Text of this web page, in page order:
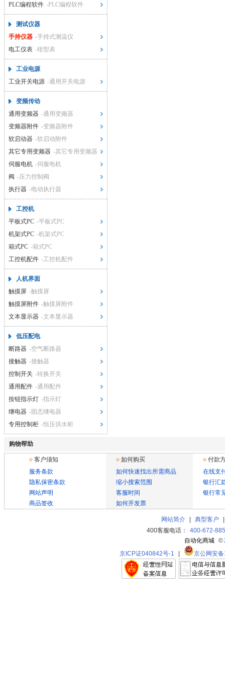
PLC编程软件 -PLC编程软件
测试仪器
手持仪器 -手持式测温仪
电工仪表 -钳型表
工业电源
工业开关电源 -通用开关电源
变频传动
通用变频器 -通用变频器
变频器附件 -变频器附件
软启动器 -软启动附件
其它专用变频器 -其它专用变频器
伺服电机 -伺服电机
阀 -压力控制阀
执行器 -电动执行器
工控机
平板式PC -平板式PC
机架式PC -机架式PC
箱式PC -箱式PC
工控机配件 -工控机配件
人机界面
触摸屏 -触摸屏
触摸屏附件 -触摸屏附件
文本显示器 -文本显示器
低压配电
断路器 -空气断路器
接触器 -接触器
控制开关 -转换开关
通用配件 -通用配件
按钮指示灯 -指示灯
继电器 -固态继电器
专用控制柜 -恒压供水柜
购物帮助
客户须知 如何购买
付款
服务条款
隐私保密条款
网站声明
商品签收
如何快速找出所需商品
缩小搜索范围
客服时间
如何开发票
在线支
银行汇
银行常
网站简介 典型客户
400客服电话：
400-672-
自动化商城
©
京ICP证040842号-1
京公网安